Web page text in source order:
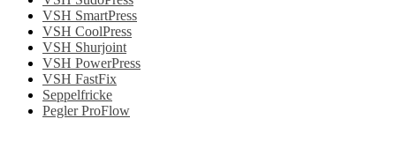
VSH SmartPress
VSH CoolPress
VSH Shurjoint
VSH PowerPress
VSH FastFix
Seppelfricke
Pegler ProFlow